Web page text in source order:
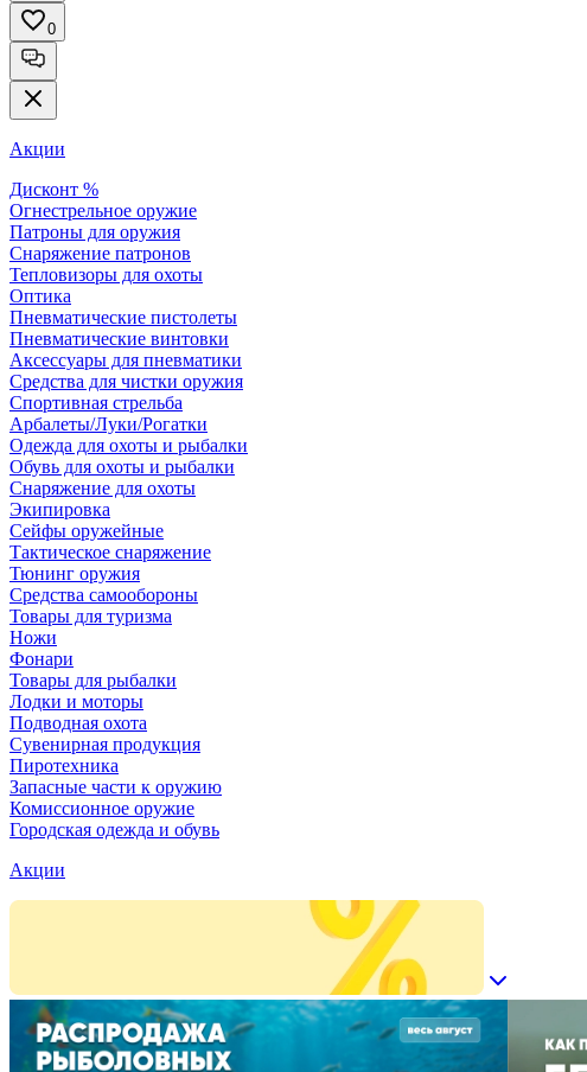
0
Акции
Дисконт %
Огнестрельное оружие
Патроны для оружия
Снаряжение патронов
Тепловизоры для охоты
Оптика
Пневматические пистолеты
Пневматические винтовки
Аксессуары для пневматики
Средства для чистки оружия
Спортивная стрельба
Арбалеты/Луки/Рогатки
Одежда для охоты и рыбалки
Обувь для охоты и рыбалки
Снаряжение для охоты
Экипировка
Сейфы оружейные
Тактическое снаряжение
Тюнинг оружия
Средства самообороны
Товары для туризма
Ножи
Фонари
Товары для рыбалки
Лодки и моторы
Подводная охота
Сувенирная продукция
Пиротехника
Запасные части к оружию
Комиссионное оружие
Городская одежда и обувь
Акции